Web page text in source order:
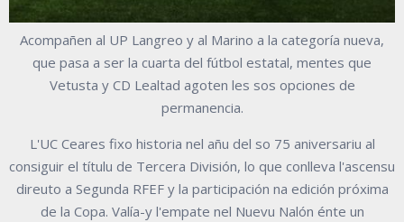
Acompañen al UP Langreo y al Marino a la categoría nueva,
que pasa a ser la cuarta del fútbol estatal, mentes que
Vetusta y CD Lealtad agoten les sos opciones de
permanencia.
L'UC Ceares fixo historia nel añu del so 75 aniversariu al
consiguir el títulu de Tercera División, lo que conlleva l'ascensu
direuto a Segunda RFEF y la participación na edición próxima
de la Copa. Valía-y l'empate nel Nuevu Nalón énte un